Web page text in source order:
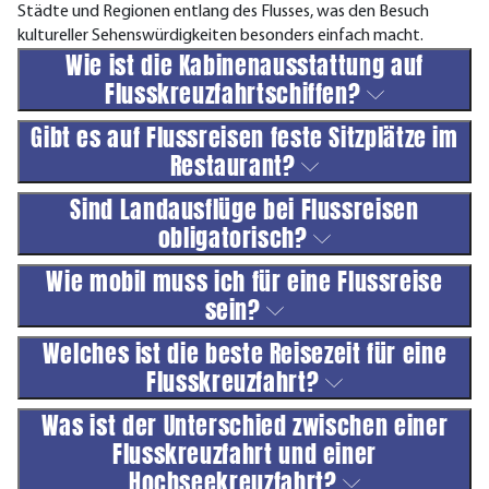
Städte und Regionen entlang des Flusses, was den Besuch
kultureller Sehenswürdigkeiten besonders einfach macht.
Wie ist die Kabinenausstattung auf
Flusskreuzfahrtschiffen?
Gibt es auf Flussreisen feste Sitzplätze im
Restaurant?
Sind Landausflüge bei Flussreisen
obligatorisch?
Wie mobil muss ich für eine Flussreise
sein?
Welches ist die beste Reisezeit für eine
Flusskreuzfahrt?
Was ist der Unterschied zwischen einer
Flusskreuzfahrt und einer